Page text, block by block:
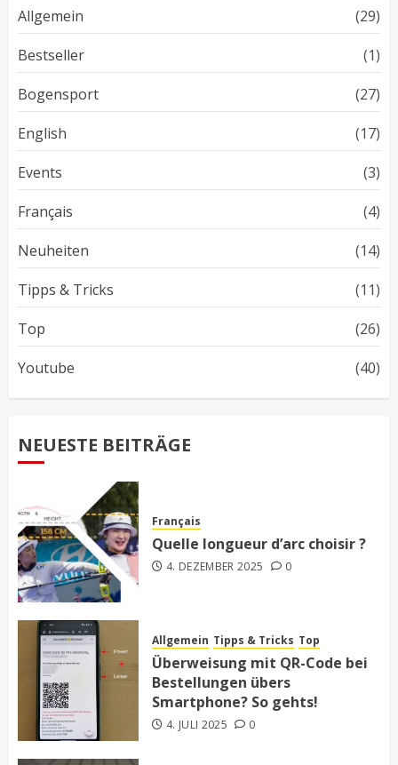
Allgemein
(29)
Bestseller
(1)
Bogensport
(27)
English
(17)
Events
(3)
Français
(4)
Neuheiten
(14)
Tipps & Tricks
(11)
Top
(26)
Youtube
(40)
NEUESTE BEITRÄGE
Français
Quelle longueur d’arc choisir ?
4. DEZEMBER 2025 0
Allgemein Tipps & Tricks Top
Überweisung mit QR-Code bei
Bestellungen übers
Smartphone? So gehts!
4. JULI 2025 0